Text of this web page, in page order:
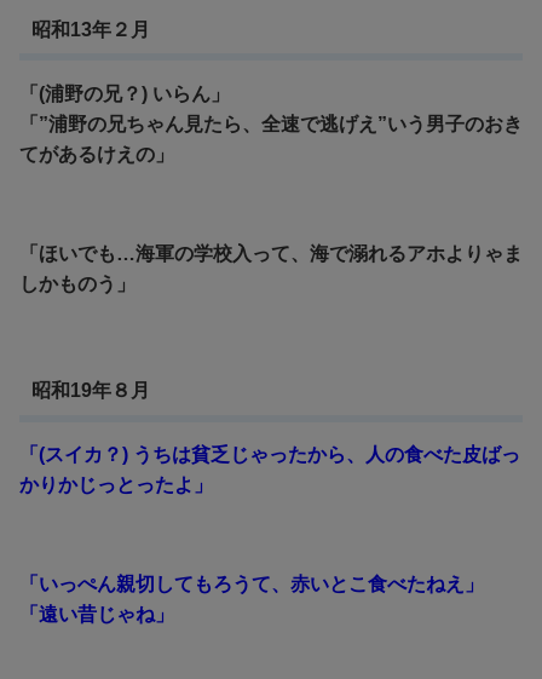
昭和13年２月
「(浦野の兄？) いらん」
「”浦野の兄ちゃん見たら、全速で逃げえ”いう男子のおき
てがあるけえの」
「ほいでも…海軍の学校入って、海で溺れるアホよりゃま
しかものう」
昭和19年８月
「(スイカ？) うちは貧乏じゃったから、人の食べた皮ばっ
かりかじっとったよ」
「いっぺん親切してもろうて、赤いとこ食べたねえ」
「遠い昔じゃね」